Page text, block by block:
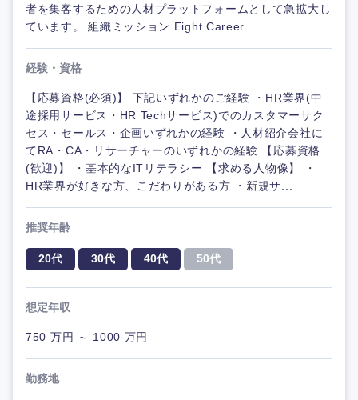
者を集客するための人材プラットフォームとして急拡大し
ています。 組織ミッション Eight Career ...
経験・資格
【応募資格(必須)】 下記いずれかのご経験 ・HR業界(中
途採用サービス・HR Techサービス)でのカスタマーサク
セス・セールス・企画いずれかの経験 ・人材紹介会社に
てRA・CA・リサーチャーのいずれかの経験 【応募資格
(歓迎)】 ・基本的なITリテラシー 【求める人物像】 ・
HR業界が好きな方、こだわりがある方 ・新規サ...
推奨年齢
20代 30代 40代 50代
想定年収
750 万円 ～ 1000 万円
勤務地